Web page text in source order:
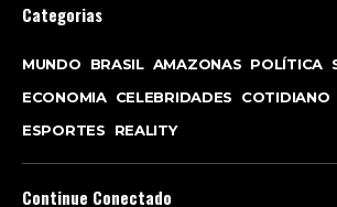
Categorias
MUNDO BRASIL AMAZONAS POLÍTICA
ECONOMIA CELEBRIDADES COTIDIANO
ESPORTES
REALITY
Continue Conectado